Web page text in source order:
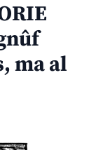
ma al